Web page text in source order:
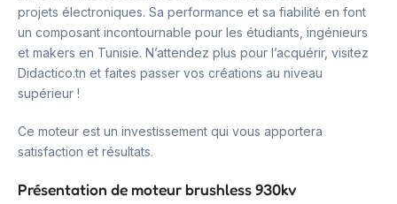
projets électroniques. Sa performance et sa fiabilité en font
un composant incontournable pour les étudiants, ingénieurs
et makers en Tunisie. N’attendez plus pour l’acquérir, visitez
Didactico.tn et faites passer vos créations au niveau
supérieur !
Ce moteur est un investissement qui vous apportera
satisfaction et résultats.
Présentation de moteur brushless 930kv